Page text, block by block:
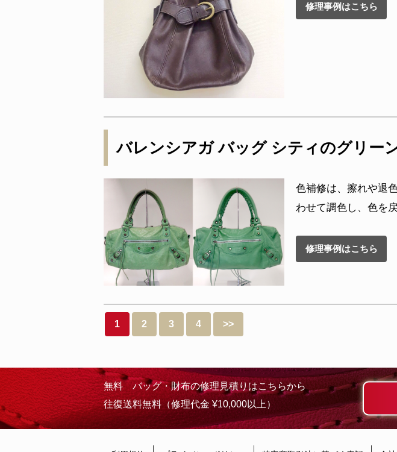
修理事例はこちら
バレンシアガ バッグ シティのグリー
色補修は、擦れや退
わせて調色し、色を
修理事例はこちら
1 2 3 4 >>
無料 バッグ・財布の修理見積りはこちらから
往復送料無料（修理代金 ¥10,000以上）